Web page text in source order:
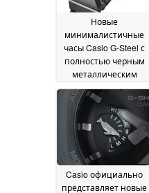
Новые
минималистичные
часы Casio G-Steel с
полностью черным
металлическим
корпусом, солнечной
батареей Tough Solar
и Bluetooth 02 June 2026
Casio официально
представляет новые